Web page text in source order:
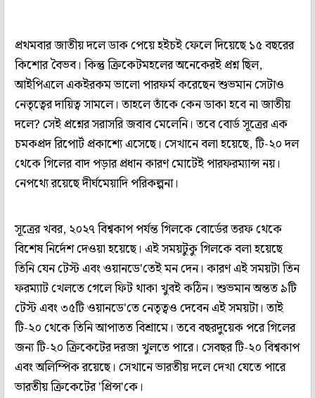
প্রথমবার জাতীয় দলে ডাক পেয়ে হইচই ফেলে দিয়েছে ১৫ বছরের
কিশোর বৈভব। কিন্তু ক্রিকেটমহলের অনেকেরই প্রশ্ন ছিল,
আইপিএলে একইরকম ভালো পারফর্ম করেছেন শুভমান সেটাও
নেতৃত্বের দায়িত্ব সামলে। তাহলে তাঁকে কেন ডাকা হবে না জাতীয়
দলে? সেই প্রশ্নের সরাসরি জবাব মেলেনি। তবে বোর্ড সূত্রের এক
চমকপ্রদ রিপোর্ট প্রকাশ্যে এসেছে। সেখানে বলা হয়েছে, টি-২০ দল
থেকে গিলের বাদ পড়ার প্রধান কারণ মোটেই পারফরম্যান্স নয়।
নেপথ্যে রয়েছে দীর্ঘমেয়াদি পরিকল্পনা।
সূত্রের খবর, ২০২৭ বিশ্বকাপ পর্যন্ত গিলকে বোর্ডের তরফ থেকে
বিশেষ নির্দেশ দেওয়া হয়েছে। এই সময়টুকু গিলকে বলা হয়েছে
তিনি যেন টেস্ট এবং ওয়ানডে'তেই মন দেন। কারণ এই সময়টা তিন
ফরম্যাট খেলতে গেলে ফিট থাকা খুবই কঠিন। শুভমান অন্তত ৯টি
টেস্ট এবং ৩৫টি ওয়ানডে'তে নেতৃত্বও দেবেন এই সময়টা। তাই
টি-২০ থেকে তিনি আপাতত বিশ্রামে। তবে বছরদুয়েক পরে গিলের
জন্য টি-২০ ক্রিকেটের দরজা খুলতে পারে। সেবছর টি-২০ বিশ্বকাপ
এবং অলিম্পিক রয়েছে। সেখানে ভারতীয় দলে দেখা যেতে পারে
ভারতীয় ক্রিকেটের 'প্রিন্স'কে।